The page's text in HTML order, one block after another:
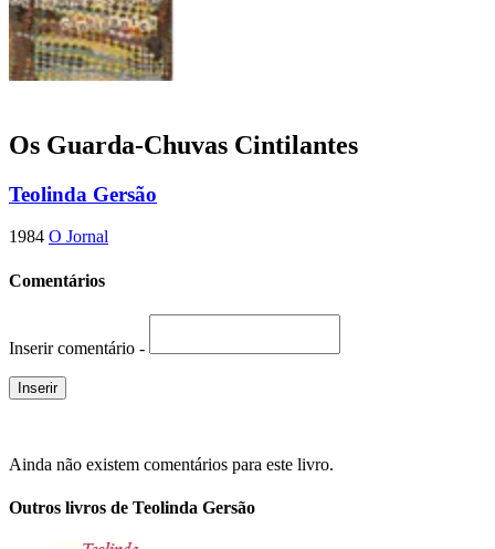
Os Guarda-Chuvas Cintilantes
Teolinda Gersão
1984 O Jornal
Comentários
Inserir comentário -
Ainda não existem comentários para este livro.
Outros livros de Teolinda Gersão